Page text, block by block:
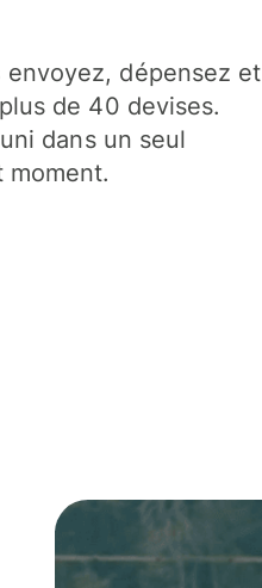
envoyez, dépensez et
de 40 devises.
dans un seul
moment.